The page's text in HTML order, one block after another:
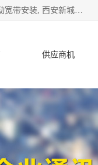
公司主要经营西安电信宽带安装,西安光纤专线安装,西安宽带安装,西安宽带办理,西安联通宽带安装,西安移动宽带安装, 西安新城赛派通讯商行从事西安地区的联通，移动，电信宽带安装，光纤专线安装，宽带办理等业务
供应商机
客户案例